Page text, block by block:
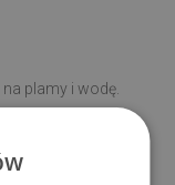
plamy i wodę.
przetarcia) nie